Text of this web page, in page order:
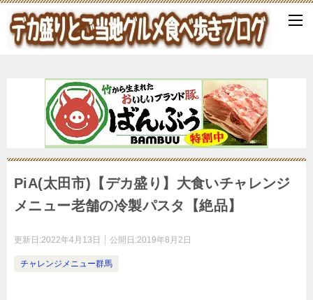
PiA(太田市)【デカ盛り】大食いチャレンジ
メニュー老舗の冷製パスタ【絶品】
更新日:2022年4月13日 公開日:2019年8月2日
チャレンジメニュー群馬